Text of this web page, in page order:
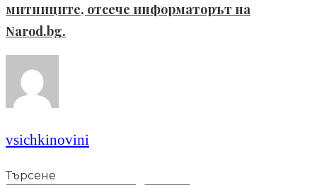
митниците, отсече информаторът на
Narod.bg.
vsichkinovini
Търсене